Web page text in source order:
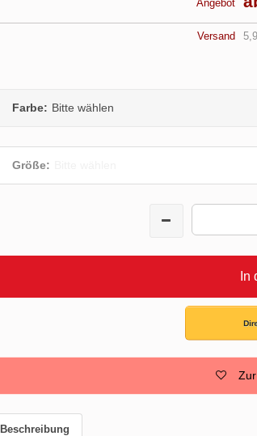
Angebot
Versand
Farbe: Bitte wählen
Größe:
In
Beschreibung